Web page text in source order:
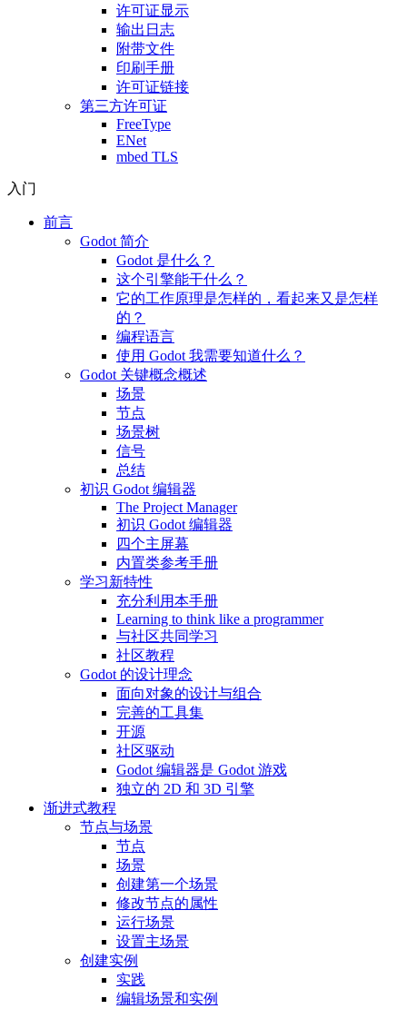
许可证显示
输出日志
附带文件
印刷手册
许可证链接
第三方许可证
FreeType
ENet
mbed TLS
入门
前言
Godot 简介
Godot 是什么？
这个引擎能干什么？
它的工作原理是怎样的，看起来又是怎样
的？
编程语言
使用 Godot 我需要知道什么？
Godot 关键概念概述
场景
节点
场景树
信号
总结
初识 Godot 编辑器
The Project Manager
初识 Godot 编辑器
四个主屏幕
内置类参考手册
学习新特性
充分利用本手册
Learning to think like a programmer
与社区共同学习
社区教程
Godot 的设计理念
面向对象的设计与组合
完善的工具集
开源
社区驱动
Godot 编辑器是 Godot 游戏
独立的 2D 和 3D 引擎
渐进式教程
节点与场景
节点
场景
创建第一个场景
修改节点的属性
运行场景
设置主场景
创建实例
实践
编辑场景和实例